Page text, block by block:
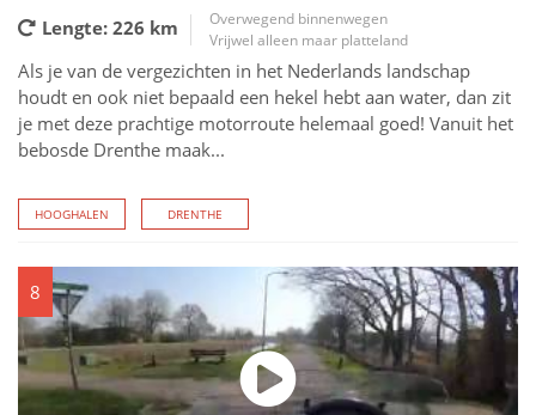
Lengte: 226 km
Overwegend binnenwegen
Vrijwel alleen maar platteland
Als je van de vergezichten in het Nederlands landschap
houdt en ook niet bepaald een hekel hebt aan water, dan zit
je met deze prachtige motorroute helemaal goed! Vanuit het
bebosde Drenthe maak...
HOOGHALEN DRENTHE
8